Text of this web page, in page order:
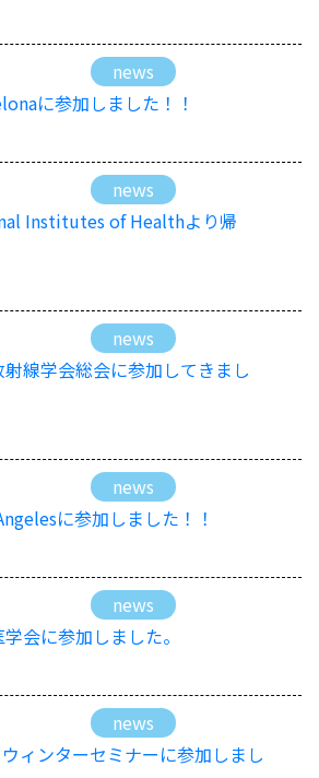
news
に参加しました！！
news
Institutes of Healthより帰
news
線学会総会に参加してきまし
news
に参加しました！！
news
会に参加しました。
news
ィンターセミナーに参加しまし